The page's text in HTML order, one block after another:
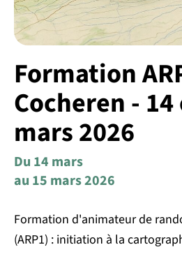
Formation
Cocheren -
mars 2026
Du 14 mars
au 15 mars 2026
Formation d'animateur de
(ARP1) : initiation à la